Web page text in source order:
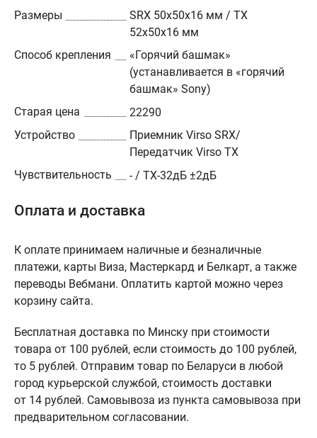
Размеры
SRX 50х50х16 мм / TX
52х50х16 мм
Способ крепления
«Горячий башмак»
(устанавливается в «горячий
башмак» Sony)
Старая цена
22290
Устройство
Приемник Virso SRX/
Передатчик Virso TX
Чувствительность
- / TX-32дБ ±2дБ
Оплата и доставка
К оплате принимаем наличные и безналичные
платежи, карты Виза, Мастеркард и Белкарт, а также
переводы Вебмани. Оплатить картой можно через
корзину сайта.
Бесплатная доставка по Минску при стоимости
товара от 100 рублей, если стоимость до 100 рублей,
то 5 рублей. Отправим товар по Беларуси в любой
город курьерской службой, стоимость доставки
от 14 рублей. Самовывоза из пункта самовывоза при
предварительном согласовании.